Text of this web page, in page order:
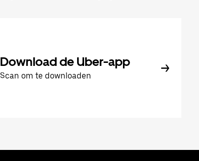
Download de Uber-app
Scan om te downloaden